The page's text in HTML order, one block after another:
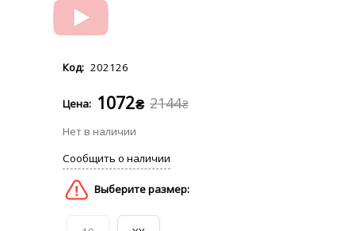
202126
2144₴
1072₴